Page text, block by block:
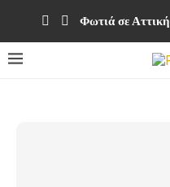
Φωτιά σε